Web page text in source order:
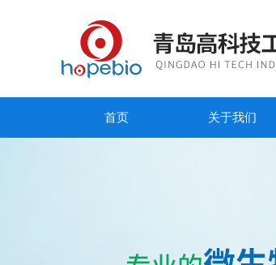
首页 关于我们